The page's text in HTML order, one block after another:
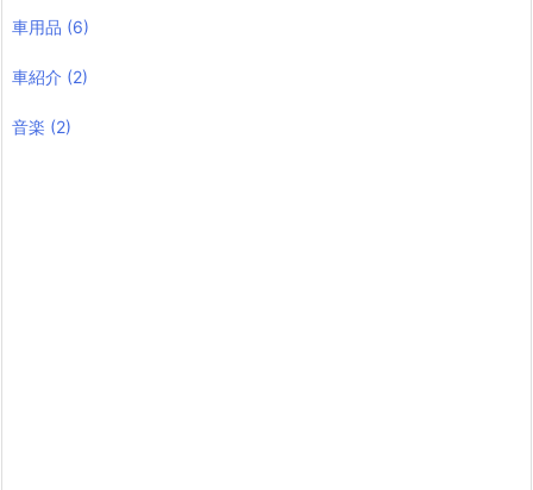
車用品 (6)
車紹介 (2)
音楽 (2)